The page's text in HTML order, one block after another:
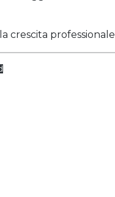
crescita